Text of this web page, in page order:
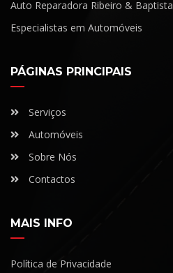
Auto Reparadora Ribeiro & Baptista
Especialistas em Automóveis
PÁGINAS PRINCIPAIS
Serviços
Automóveis
Sobre Nós
Contactos
MAIS INFO
Política de Privacidade